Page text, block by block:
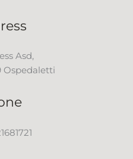
Asd,
Ospedaletti